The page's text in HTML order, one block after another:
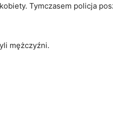
Tymczasem policja
mężczyźni.